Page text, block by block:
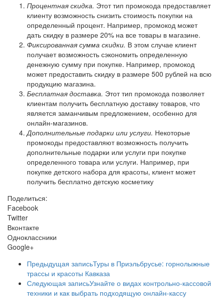
Процентная скидка. Этот тип промокода предоставляет
клиенту возможность снизить стоимость покупки на
определенный процент. Например, промокод может
дать скидку в размере 20% на все товары в магазине.
Фиксированная сумма скидки. В этом случае клиент
получает возможность сэкономить определенную
денежную сумму при покупке. Например, промокод
может предоставить скидку в размере 500 рублей на всю
продукцию магазина.
Бесплатная доставка. Этот тип промокода позволяет
клиентам получить бесплатную доставку товаров, что
является заманчивым предложением, особенно для
онлайн-магазинов.
Дополнительные подарки или услуги. Некоторые
промокоды предоставляют возможность получить
дополнительные подарки или услуги при покупке
определенного товара или услуги. Например, при
покупке детского набора для красоты, клиент может
получить бесплатно детскую косметику
Поделиться:
Facebook
Twitter
Вконтакте
Одноклассники
Google+
Предыдущая записьТуры в Приэльбрусье: горнолыжные
трассы и красоты Кавказа
Следующая записьУзнайте о видах контрольно-кассовой
техники и как выбрать подходящую онлайн-кассу